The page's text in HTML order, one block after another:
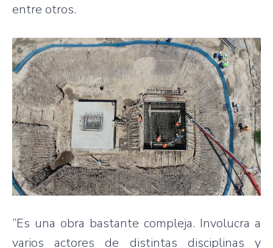
entre otros.
“Es una obra bastante compleja. Involucra a
varios actores de distintas disciplinas y